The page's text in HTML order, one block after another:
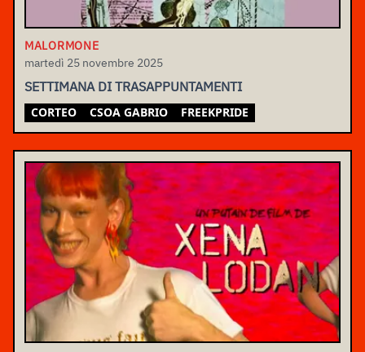
MALORMONE
martedì 25 novembre 2025
SETTIMANA DI TRASAPPUNTAMENTI
CORTEO CSOA GABRIO FREEKPRIDE